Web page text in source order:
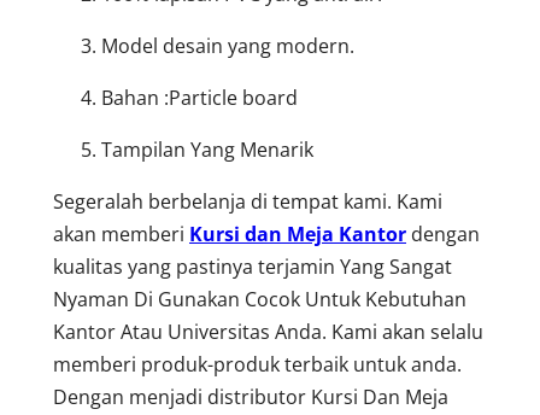
Model desain yang modern.
Bahan :Particle board
Tampilan Yang Menarik
Segeralah berbelanja di tempat kami. Kami
akan memberi Kursi dan Meja Kantor dengan
kualitas yang pastinya terjamin Yang Sangat
Nyaman Di Gunakan Cocok Untuk Kebutuhan
Kantor Atau Universitas Anda. Kami akan selalu
memberi produk-produk terbaik untuk anda.
Dengan menjadi distributor Kursi Dan Meja